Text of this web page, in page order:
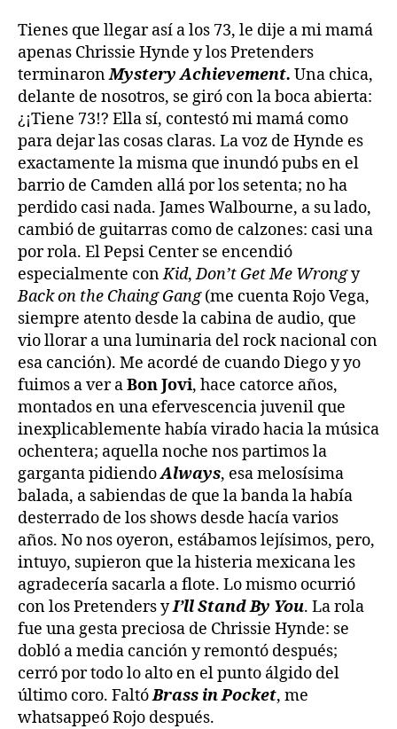
Tienes que llegar así a los 73, le dije a mi mamá
apenas Chrissie Hynde y los Pretenders
terminaronMystery Achievement. Una chica,
delante de nosotros, se giró con la boca abierta:
¿¡Tiene 73!? Ella sí, contestó mi mamá como
para dejar las cosas claras. La voz de Hynde es
exactamente la misma que inundó pubs en el
barrio de Camden allá por los setenta; no ha
perdido casi nada. James Walbourne, a su lado,
cambió de guitarras como de calzones: casi una
por rola. El Pepsi Center se encendió
especialmente conKid,Don’t Get Me Wrongy
Back on the Chaing Gang(me cuenta Rojo Vega,
siempre atento desde la cabina de audio, que
vio llorar a una luminaria del rock nacional con
esa canción). Me acordé de cuando Diego y yo
fuimos a ver aBon Jovi, hace catorce años,
montados en una efervescencia juvenil que
inexplicablemente había virado hacia la música
ochentera; aquella noche nos partimos la
garganta pidiendoAlways, esa melosísima
balada, a sabiendas de que la banda la había
desterrado de los shows desde hacía varios
años. No nos oyeron, estábamos lejísimos, pero,
intuyo, supieron que la histeria mexicana les
agradecería sacarla a flote. Lo mismo ocurrió
con los Pretenders yI’ll Stand By You. La rola
fue una gesta preciosa de Chrissie Hynde: se
dobló a media canción y remontó después;
cerró por todo lo alto en el punto álgido del
último coro. FaltóBrass in Pocket, me
whatsappeó Rojo después.